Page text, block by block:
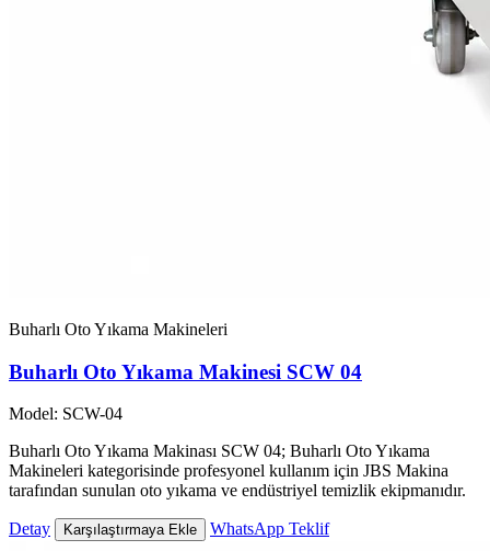
Buharlı Oto Yıkama Makineleri
Buharlı Oto Yıkama Makinesi SCW 04
Model: SCW-04
Buharlı Oto Yıkama Makinası SCW 04; Buharlı Oto Yıkama
Makineleri kategorisinde profesyonel kullanım için JBS Makina
tarafından sunulan oto yıkama ve endüstriyel temizlik ekipmanıdır.
Detay Karşılaştırmaya Ekle WhatsApp Teklif